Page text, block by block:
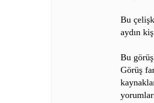
Bu
aydın
Bu
Görüş